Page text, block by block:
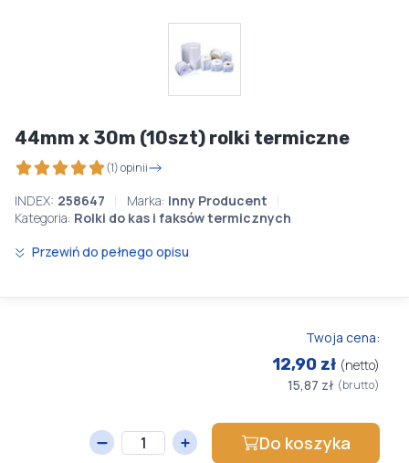
44mm x 30m (10szt) rolki termiczne
(1) opinii
INDEX: 258647 Marka: Inny Producent
Kategoria: Rolki do kas i faksów termicznych
Przewiń do pełnego opisu
Twoja cena:
12,90 zł (netto)
15,87 zł (brutto)
Do koszyka